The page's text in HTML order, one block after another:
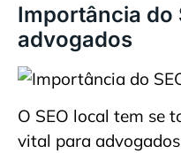
Importância do
advogados
O SEO local tem se
vital para